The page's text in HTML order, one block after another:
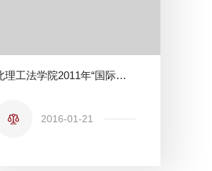
北理工法学院2011年“国际学术活动月”圆满落幕
2016-01-21